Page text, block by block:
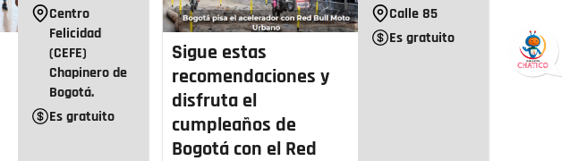
Centro
Felicidad
(CEFE)
Chapinero de
Bogotá.
Es gratuito
Sigue estas
recomendaciones y
disfruta el
cumpleaños de
Bogotá con el Red
Calle 85
Es gratuito